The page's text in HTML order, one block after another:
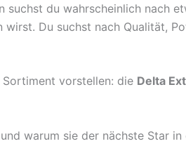
du wahrscheinlich nach
Du suchst nach Qualität,
Sortiment vorstellen: die Delta
warum sie der nächste Star